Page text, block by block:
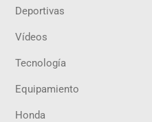
Deportivas
Vídeos
Tecnología
Equipamiento
Honda